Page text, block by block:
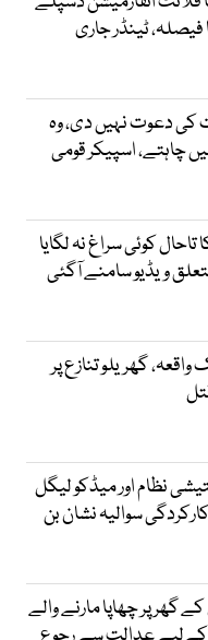
ٹینڈر جاری
کی دعوت نہیں دی، وہ
چاہتے، اسپیکر قومی
تاحال کوئی سراغ نہ لگایا
ویڈیو سامنے آگئی
گھریلو تنازع پر
نظام اور میڈکو لیگل
سوالیہ نشان بن
گھر پر چھاپا مارنے والے